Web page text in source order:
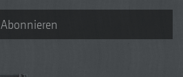
Abonnieren